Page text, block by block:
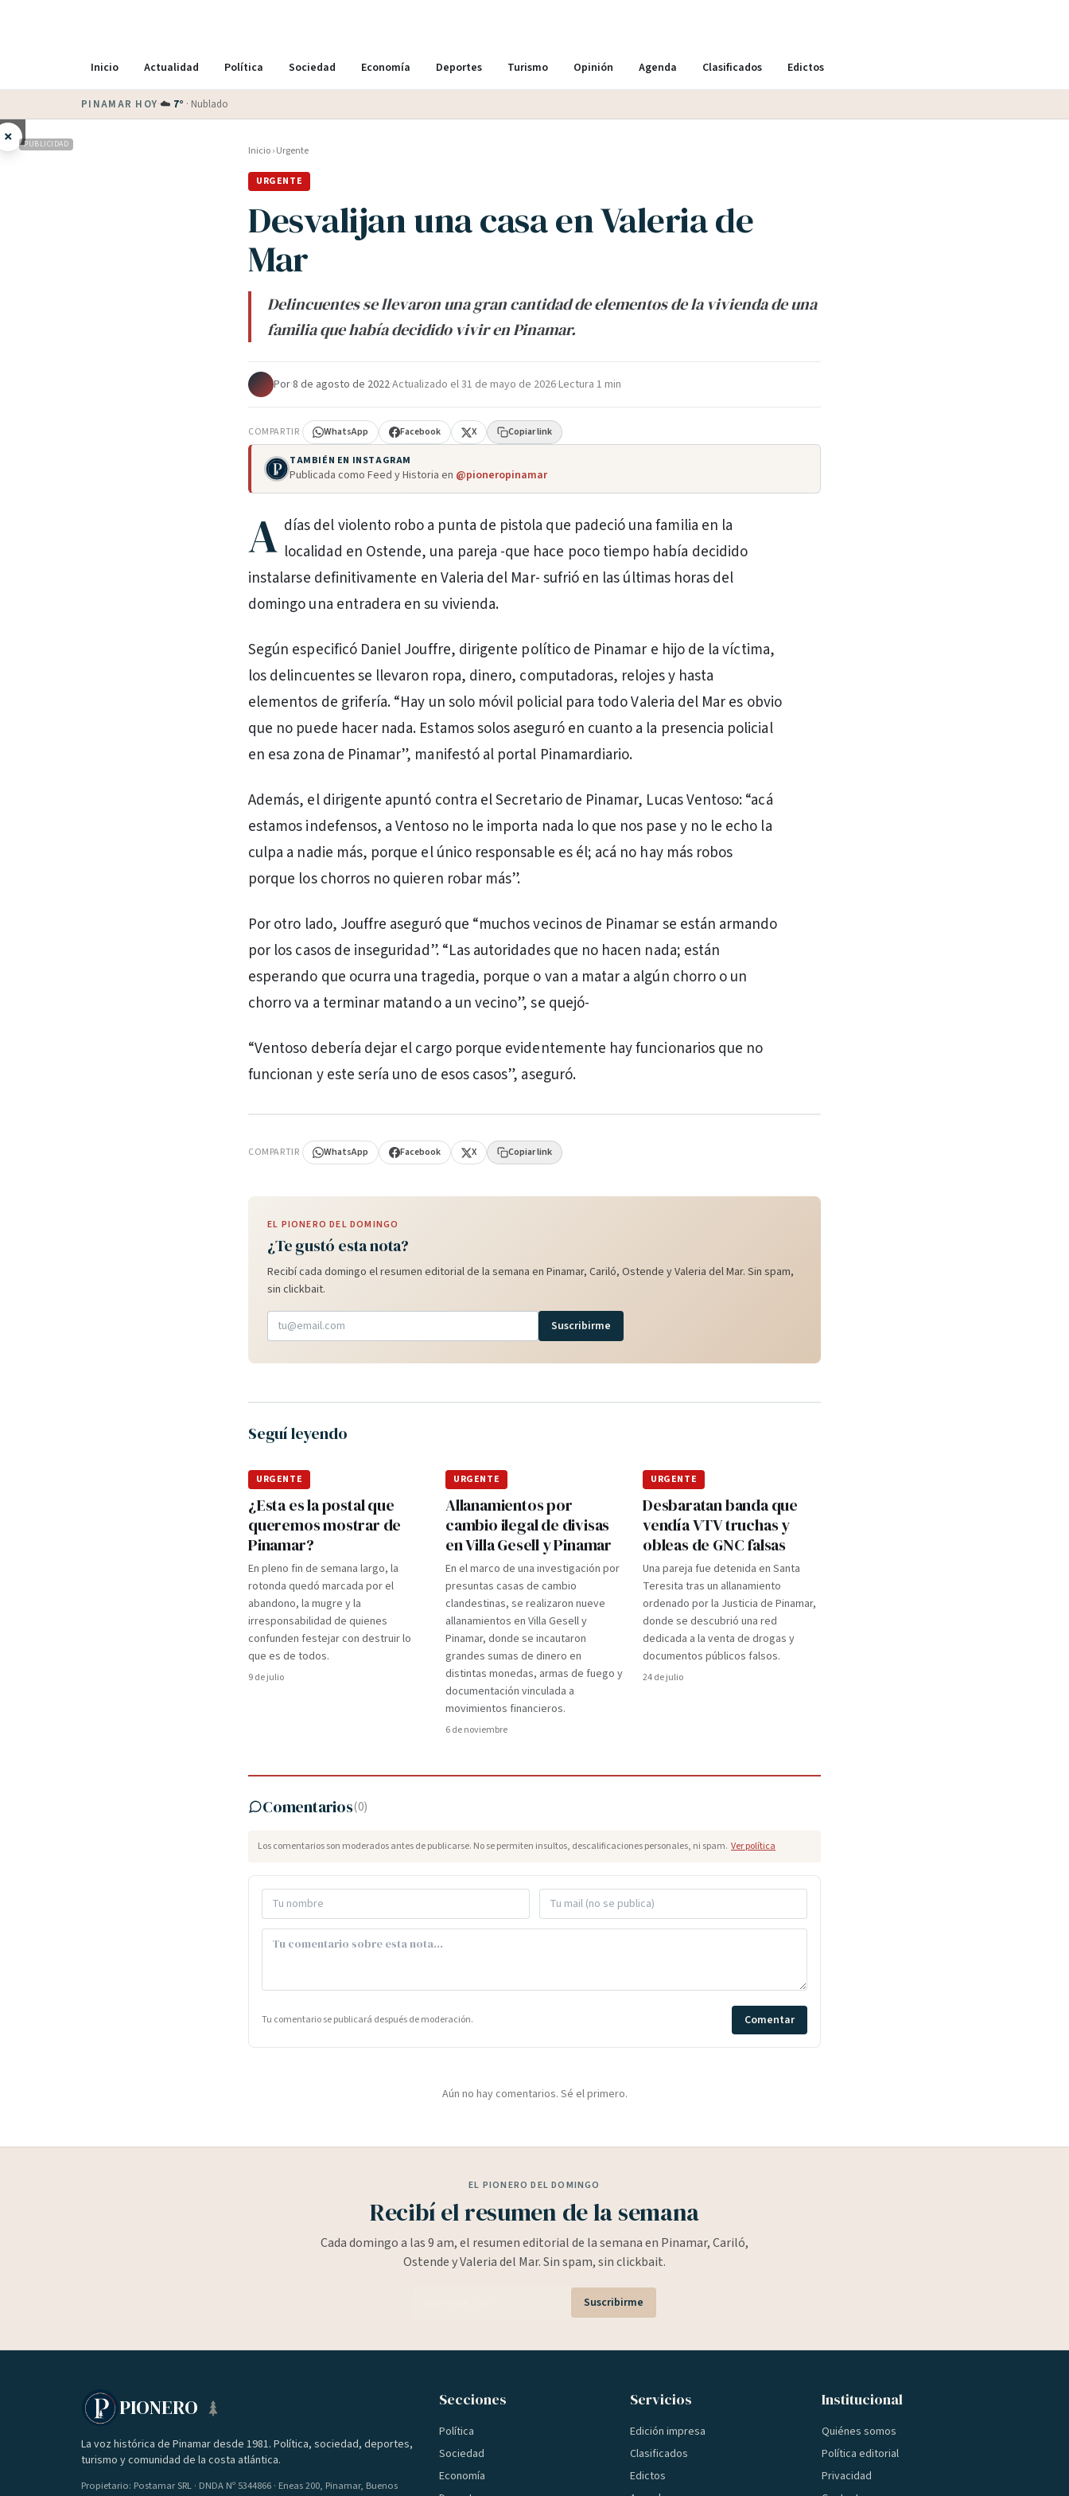
Inicio Actualidad Política Sociedad Economía Deportes Turismo Opinión Agenda Clasificados Edictos
PINAMAR HOY·☁️ 7° · Nublado
× PUBLICIDAD Inicio›Urgente
URGENTE
Desvalijan una casa en Valeria de
Mar
Delincuentes se llevaron una gran cantidad de elementos de la vivienda de una
familia que había decidido vivir en Pinamar.
Por·8 de agosto de 2022·Actualizado el31 de mayo de 2026·Lectura 1 min
COMPARTIR WhatsApp Facebook X Copiar link
TAMBIÉN EN INSTAGRAM
Publicada como Feed y Historia en @pioneropinamar
A días del violento robo a punta de pistola que padeció una familia en la
localidad en Ostende, una pareja -que hace poco tiempo había decidido
instalarse definitivamente en Valeria del Mar- sufrió en las últimas horas del
domingo una entradera en su vivienda.
Según especificó Daniel Jouffre, dirigente político de Pinamar e hijo de la víctima,
los delincuentes se llevaron ropa, dinero, computadoras, relojes y hasta
elementos de grifería. “Hay un solo móvil policial para todo Valeria del Mar es obvio
que no puede hacer nada. Estamos solos aseguró en cuanto a la presencia policial
en esa zona de Pinamar”, manifestó al portal Pinamardiario.
Además, el dirigente apuntó contra el Secretario de Pinamar, Lucas Ventoso: “acá
estamos indefensos, a Ventoso no le importa nada lo que nos pase y no le echo la
culpa a nadie más, porque el único responsable es él; acá no hay más robos
porque los chorros no quieren robar más”.
Por otro lado, Jouffre aseguró que “muchos vecinos de Pinamar se están armando
por los casos de inseguridad”. “Las autoridades que no hacen nada; están
esperando que ocurra una tragedia, porque o van a matar a algún chorro o un
chorro va a terminar matando a un vecino”, se quejó-
“Ventoso debería dejar el cargo porque evidentemente hay funcionarios que no
funcionan y este sería uno de esos casos”, aseguró.
COMPARTIR WhatsApp Facebook X Copiar link
EL PIONERO DEL DOMINGO
¿Te gustó esta nota?
Recibí cada domingo el resumen editorial de la semana en Pinamar, Cariló, Ostende y Valeria del Mar. Sin spam,
sin clickbait.
Suscribirme
Seguí leyendo
URGENTE
¿Esta es la postal que
queremos mostrar de
Pinamar?
En pleno fin de semana largo, la
rotonda quedó marcada por el
abandono, la mugre y la
irresponsabilidad de quienes
confunden festejar con destruir lo
que es de todos.
9 de julio
URGENTE
Allanamientos por
cambio ilegal de divisas
en Villa Gesell y Pinamar
En el marco de una investigación por
presuntas casas de cambio
clandestinas, se realizaron nueve
allanamientos en Villa Gesell y
Pinamar, donde se incautaron
grandes sumas de dinero en
distintas monedas, armas de fuego y
documentación vinculada a
movimientos financieros.
6 de noviembre
URGENTE
Desbaratan banda que
vendía VTV truchas y
obleas de GNC falsas
Una pareja fue detenida en Santa
Teresita tras un allanamiento
ordenado por la Justicia de Pinamar,
donde se descubrió una red
dedicada a la venta de drogas y
documentos públicos falsos.
24 de julio
Comentarios(0)
Los comentarios son moderados antes de publicarse. No se permiten insultos, descalificaciones personales, ni spam. Ver política
Tu comentario se publicará después de moderación. Comentar
Aún no hay comentarios. Sé el primero.
EL PIONERO DEL DOMINGO
Recibí el resumen de la semana
Cada domingo a las 9 am, el resumen editorial de la semana en Pinamar, Cariló,
Ostende y Valeria del Mar. Sin spam, sin clickbait.
Suscribirme
PIONERO
La voz histórica de Pinamar desde 1981. Política, sociedad, deportes,
turismo y comunidad de la costa atlántica.
Propietario: Postamar SRL · DNDA Nº 5344866 · Eneas 200, Pinamar, Buenos
Secciones
Política
Sociedad
Economía
Servicios
Edición impresa
Clasificados
Edictos
Institucional
Quiénes somos
Política editorial
Privacidad